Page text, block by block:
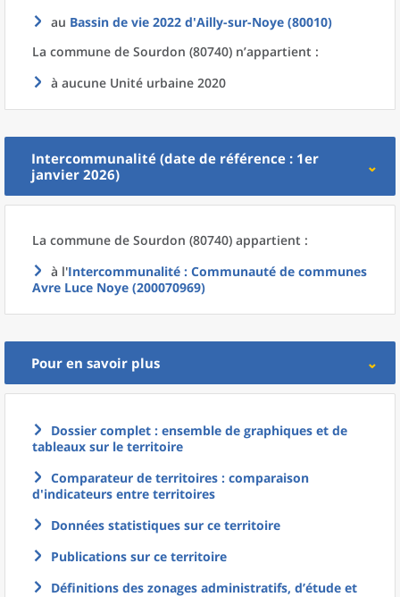
au Bassin de vie 2022 d'Ailly-sur-Noye (80010)
La commune de Sourdon (80740) n’appartient :
à aucune Unité urbaine 2020
Intercommunalité (date de référence : 1er
janvier 2026)
La commune de Sourdon (80740) appartient :
à l'Intercommunalité : Communauté de communes
Avre Luce Noye (200070969)
Pour en savoir plus
Dossier complet : ensemble de graphiques et de
tableaux sur le territoire
Comparateur de territoires : comparaison
d'indicateurs entre territoires
Données statistiques sur ce territoire
Publications sur ce territoire
Définitions des zonages administratifs, d’étude et